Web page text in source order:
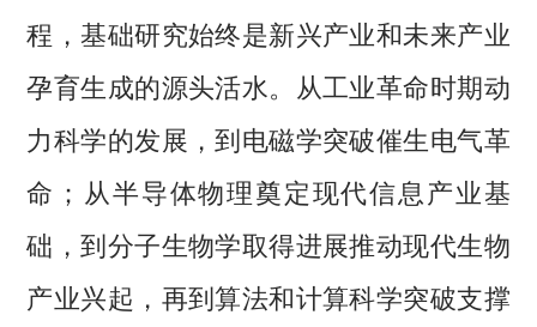
程，基础研究始终是新兴产业和未来产业
孕育生成的源头活水。从工业革命时期动
力科学的发展，到电磁学突破催生电气革
命；从半导体物理奠定现代信息产业基
础，到分子生物学取得进展推动现代生物
产业兴起，再到算法和计算科学突破支撑